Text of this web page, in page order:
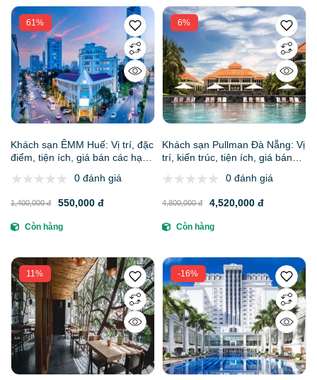
61%
Khách sạn ÊMM Huế: Vị trí, đặc
điểm, tiện ích, giá bán các hạng
0 đánh giá
1,400,000 đ 550,000 đ
Còn hàng
6%
Khách sạn Pullman Đà Nẵng: Vị
trí, kiến trúc, tiện ích, giá bán
đặt phòng
0 đánh giá
4,800,000 đ 4,520,000 đ
Còn hàng
11% -16%